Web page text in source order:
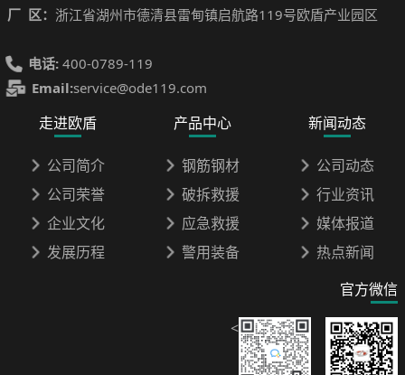
厂 区： 浙江省湖州市德清县雷甸镇启航路119号欧盾产业园区
电话: 400-0789-119
Email:service@ode119.com
走进欧盾
公司简介
公司荣誉
企业文化
发展历程
产品中心
钢筋钢材
破拆救援
应急救援
警用装备
新闻动态
公司动态
行业资讯
媒体报道
热点新闻
官方微信
<